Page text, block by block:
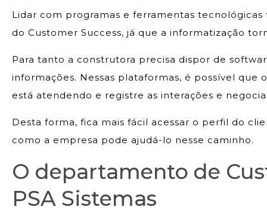
Lidar com programas e ferramentas
do Customer Success, já que a informatização
Para tanto a construtora precisa dispor de
informações. Nessas plataformas, é possível que
está atendendo e registre as interações e
Desta forma, fica mais fácil acessar o perfil do
como a empresa pode ajudá-lo nesse caminho.
O departamento de
PSA Sistemas